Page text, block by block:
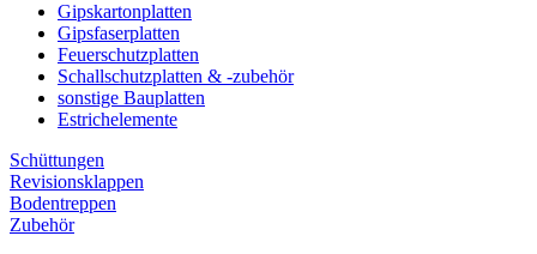
Gipskartonplatten
Gipsfaserplatten
Feuerschutzplatten
Schallschutzplatten & -zubehör
sonstige Bauplatten
Estrichelemente
Schüttungen
Revisionsklappen
Bodentreppen
Zubehör